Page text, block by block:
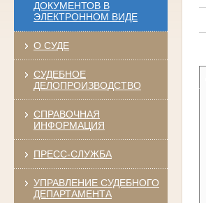
ДОКУМЕНТОВ В
ЭЛЕКТРОННОМ ВИДЕ
О СУДЕ
СУДЕБНОЕ
ДЕЛОПРОИЗВОДСТВО
СПРАВОЧНАЯ
ИНФОРМАЦИЯ
ПРЕСС-СЛУЖБА
УПРАВЛЕНИЕ СУДЕБНОГО
ДЕПАРТАМЕНТА